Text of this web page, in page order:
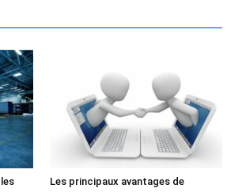
Les principaux avantages de